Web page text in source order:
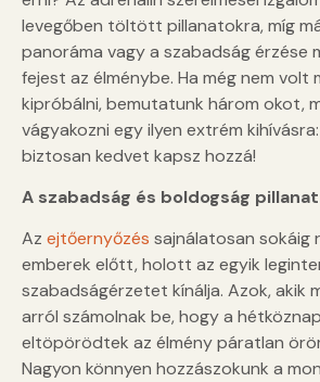
levegőben töltött pillanatokra, míg
panoráma vagy a szabadság érzése
fejest az élménybe. Ha még nem volt
kipróbálni, bemutatunk három okot,
vágyakozni egy ilyen extrém
biztosan kedvet kapsz hozzá!
A szabadság és boldogság
Az ejtőernyőzés sajnálatosan sokáig
emberek előtt, holott az egyik
szabadságérzetet kínálja. Azok, akik
arról számolnak be, hogy a
eltöpörödtek az élmény páratlan
Nagyon könnyen hozzászokunk a